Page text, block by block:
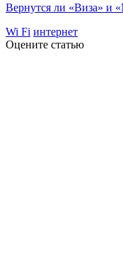
Вернутся ли «Виза» и
Wi Fi интернет
Оцените статью